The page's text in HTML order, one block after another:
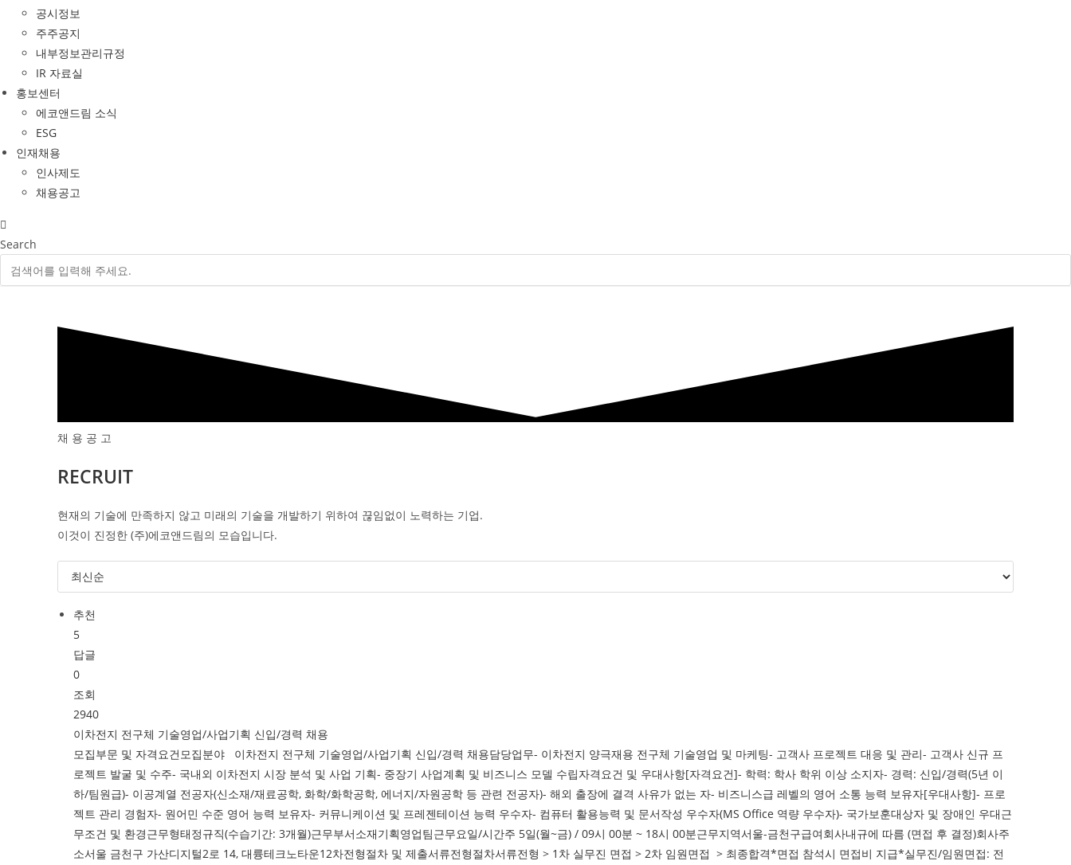
공시정보
주주공지
내부정보관리규정
IR 자료실
홍보센터
에코앤드림 소식
ESG
인재채용
인사제도
채용공고
Search
채 용 공 고
RECRUIT
현재의 기술에 만족하지 않고 미래의 기술을 개발하기 위하여 끊임없이 노력하는 기업.
이것이 진정한 (주)에코앤드림의 모습입니다.
추천
5
답글
0
조회
2940
이차전지 전구체 기술영업/사업기획 신입/경력 채용
모집부문 및 자격요건모집분야 이차전지 전구체 기술영업/사업기획 신입/경력 채용담당업무- 이차전지 양극재용 전구체 기술영업 및 마케팅- 고객사 프로젝트 대응 및 관리- 고객사 신규 프
로젝트 발굴 및 수주- 국내외 이차전지 시장 분석 및 사업 기획- 중장기 사업계획 및 비즈니스 모델 수립자격요건 및 우대사항[자격요건]- 학력: 학사 학위 이상 소지자- 경력: 신입/경력(5년 이
하/팀원급)- 이공계열 전공자(신소재/재료공학, 화학/화학공학, 에너지/자원공학 등 관련 전공자)- 해외 출장에 결격 사유가 없는 자- 비즈니스급 레벨의 영어 소통 능력 보유자[우대사항]- 프로
젝트 관리 경험자- 원어민 수준 영어 능력 보유자- 커뮤니케이션 및 프레젠테이션 능력 우수자- 컴퓨터 활용능력 및 문서작성 우수자(MS Office 역량 우수자)- 국가보훈대상자 및 장애인 우대근
무조건 및 환경근무형태정규직(수습기간: 3개월)근무부서소재기획영업팀근무요일/시간주 5일(월~금) / 09시 00분 ~ 18시 00분근무지역서울-금천구급여회사내규에 따름 (면접 후 결정)회사주
소서울 금천구 가산디지털2로 14, 대륭테크노타운12차전형절차 및 제출서류전형절차서류전형 > 1차 실무진 면접 > 2차 임원면접 > 최종합격*면접 참석시 면접비 지급*실무진/임원면접: 전